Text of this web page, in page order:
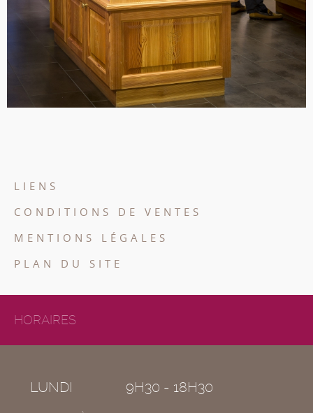
LIENS
CONDITIONS DE VENTES
MENTIONS LÉGALES
PLAN DU SITE
HORAIRES
LUNDI
9H30 - 18H30